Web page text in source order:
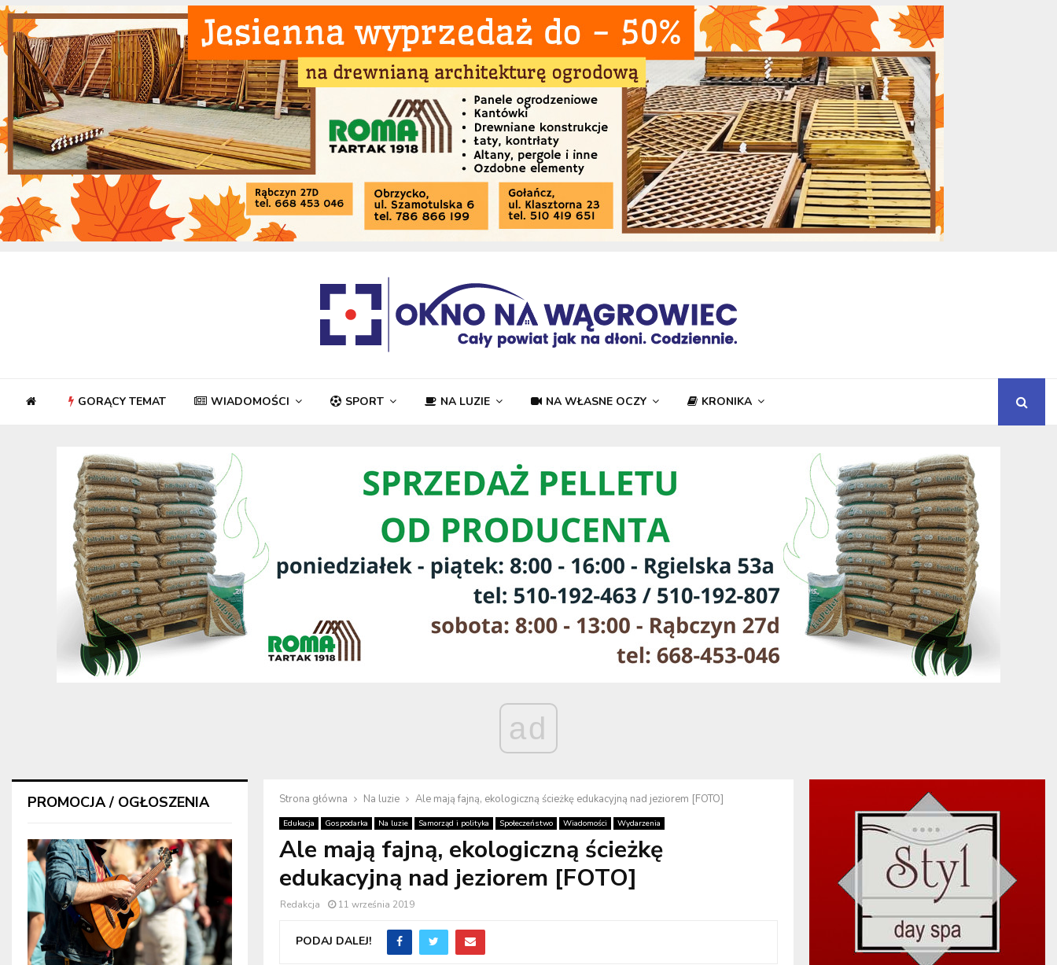
GORĄCY TEMAT WIADOMOŚCI SPORT NA LUZIE NA WŁASNE OCZY KRONIKA
ad
Strona główna Na luzie Ale mają fajną, ekologiczną ścieżkę edukacyjną nad jeziorem [FOTO]
Edukacja Gospodarka Na luzie Samorząd i polityka Społeczeństwo Wiadomości Wydarzenia
Ale mają fajną, ekologiczną ścieżkę
edukacyjną nad jeziorem [FOTO]
Redakcja 11 września 2019
PODAJ DALEJ!
PROMOCJA / OGŁOSZENIA